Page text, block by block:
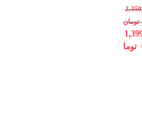
تومان
توما